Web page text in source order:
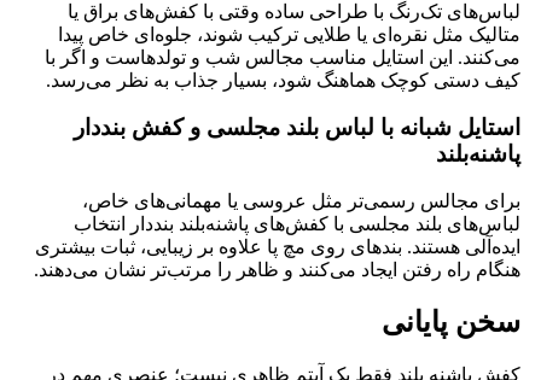
لباس‌های تک‌رنگ با طراحی ساده وقتی با کفش‌های براق یا
متالیک مثل نقره‌ای یا طلایی ترکیب شوند، جلوه‌ای خاص پیدا
می‌کنند. این استایل مناسب مجالس شب و تولدهاست و اگر با
کیف دستی کوچک هماهنگ شود، بسیار جذاب به نظر می‌رسد.
استایل شبانه با لباس بلند مجلسی و کفش بنددار
پاشنه‌بلند
برای مجالس رسمی‌تر مثل عروسی یا مهمانی‌های خاص،
لباس‌های بلند مجلسی با کفش‌های پاشنه‌بلند بنددار انتخاب
ایده‌آلی هستند. بندهای روی مچ پا علاوه بر زیبایی، ثبات بیشتری
هنگام راه رفتن ایجاد می‌کنند و ظاهر را مرتب‌تر نشان می‌دهند.
سخن پایانی
کفش پاشنه بلند فقط یک آیتم ظاهری نیست؛ عنصری مهم در